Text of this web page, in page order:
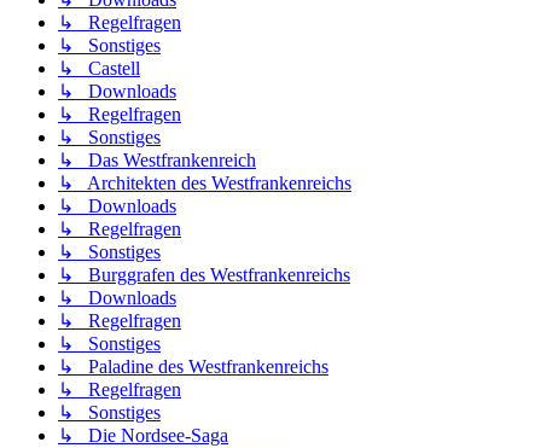
↳ Regelfragen
↳ Sonstiges
↳ Castell
↳ Downloads
↳ Regelfragen
↳ Sonstiges
↳ Das Westfrankenreich
↳ Architekten des Westfrankenreichs
↳ Downloads
↳ Regelfragen
↳ Sonstiges
↳ Burggrafen des Westfrankenreichs
↳ Downloads
↳ Regelfragen
↳ Sonstiges
↳ Paladine des Westfrankenreichs
↳ Regelfragen
↳ Sonstiges
↳ Die Nordsee-Saga